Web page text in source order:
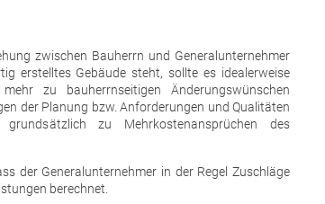
zwischen Bauherrn und Generalunternehmer
erstelltes Gebäude steht, sollte es idealerweise
zu bauherrnseitigen Änderungswünschen
der Planung bzw. Anforderungen und Qualitäten
zu Mehrkostenansprüchen des
der Generalunternehmer in der Regel Zuschläge
berechnet.